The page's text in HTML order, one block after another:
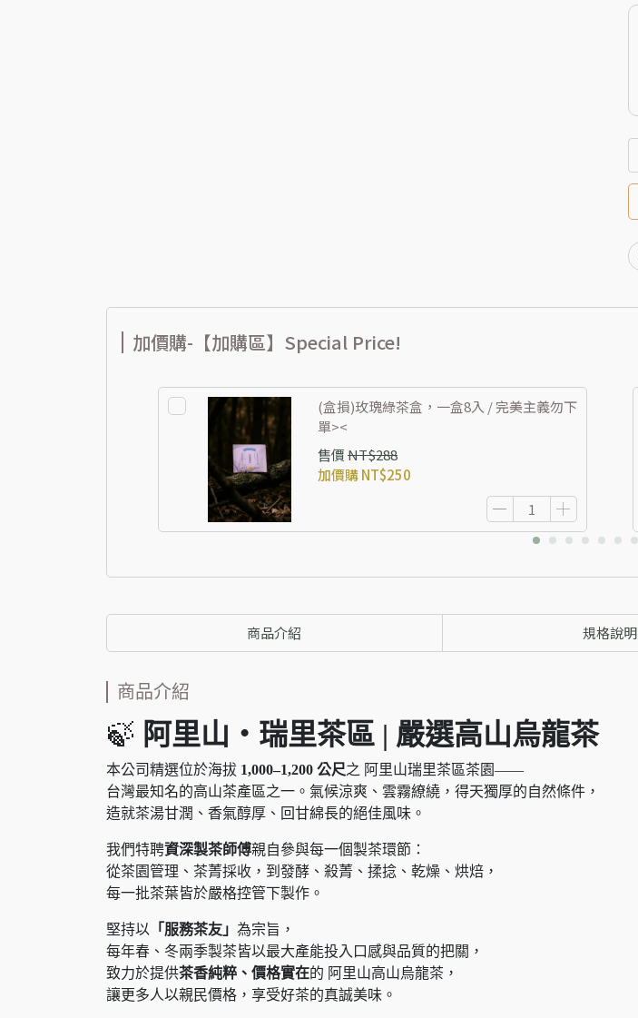
加價購-【加購區】Special Price!
(盒損)玫瑰綠茶盒，一盒8入 / 完美主義勿下
單><
售價NT$288
加價購NT$250
商品介紹 規格說明
商品介紹
🍃 阿里山・瑞里茶區 | 嚴選高山烏龍茶
本公司精選位於海拔 1,000–1,200 公尺之 阿里山瑞里茶區茶園——
台灣最知名的高山茶產區之一。氣候涼爽、雲霧繚繞，得天獨厚的自然條件，
造就茶湯甘潤、香氣醇厚、回甘綿長的絕佳風味。
我們特聘資深製茶師傅親自參與每一個製茶環節：
從茶園管理、茶菁採收，到發酵、殺菁、揉捻、乾燥、烘焙，
每一批茶葉皆於嚴格控管下製作。
堅持以 「服務茶友」 為宗旨，
每年春、冬兩季製茶皆以最大產能投入口感與品質的把關，
致力於提供茶香純粹、價格實在的 阿里山高山烏龍茶，
讓更多人以親民價格，享受好茶的真誠美味。